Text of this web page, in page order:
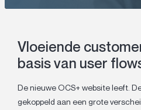
Vloeiende
basis van user
De nieuwe OCS+ website leeft.
gekoppeld aan een grote